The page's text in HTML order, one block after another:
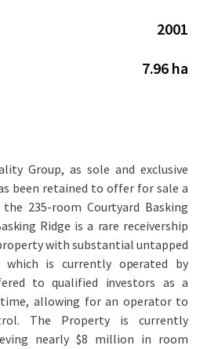
2001
7.96 ha
Group, as sole and exclusive
been retained to offer for sale a
235-room Courtyard Basking
Ridge is a rare receivership
with substantial untapped
is currently operated by
to qualified investors as a
allowing for an operator to
The Property is currently
nearly $8 million in room